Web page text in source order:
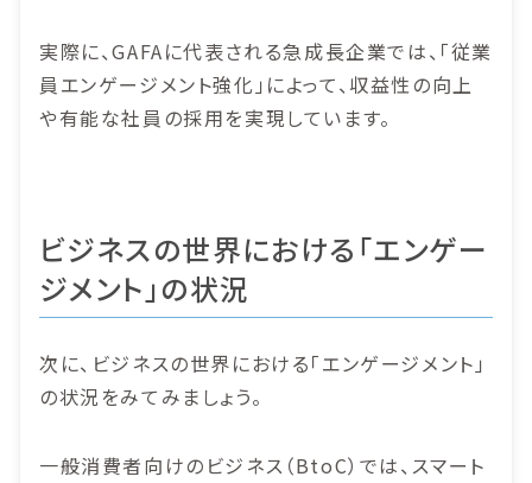
実際に、GAFAに代表される急成長企業では、「従業
員エンゲージメント強化」によって、収益性の向上
や有能な社員の採用を実現しています。
ビジネスの世界における「エンゲー
ジメント」の状況
次に、ビジネスの世界における「エンゲージメント」
の状況をみてみましょう。
一般消費者向けのビジネス（BtoC）では、スマート